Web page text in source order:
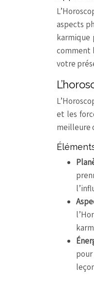
aspects
karmique
comment
votre
et les
meilleure